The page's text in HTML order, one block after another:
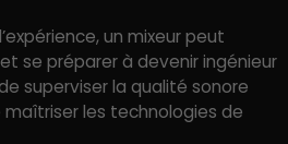
un mixeur peut
se préparer à devenir ingénieur
superviser la qualité sonore
les technologies de